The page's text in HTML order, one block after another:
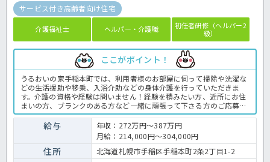
サービス付き高齢者向け住宅
介護福祉士 ヘルパー・介護職
初任者研修（ヘルパー2
級）
ここがポイント！
うるおいの家手稲本町では、利用者様のお部屋に伺って掃除や洗濯な
どの生活援助や移乗、入浴介助などの身体介護を行っていただきま
す。介護の資格や経験は問いません！経験を積みたい方、近所にお住
まいの方、ブランクのある方など一緒に頑張って下さる方のご応募を
お待ちしています♪時間外労働はほぼゼロ！JR駅から徒歩5分のアク
セスの良さも魅力ですよ。サ高住での介護業務全般です。 ＜介護職
正職員 サ高住の求人＞
給与
年収：272万円～387万円
月給：214,000円～304,000円
住所 北海道札幌市手稲区手稲本町2条2丁目1-2